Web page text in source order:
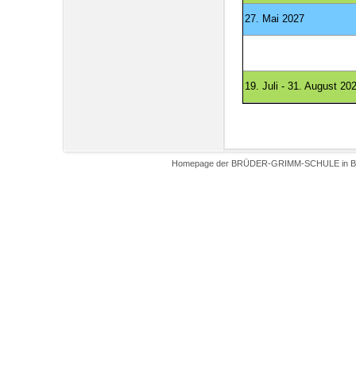
27. Mai 2027
19. Juli - 31. August
Homepage der BRÜDER-GRIMM-SCHULE in